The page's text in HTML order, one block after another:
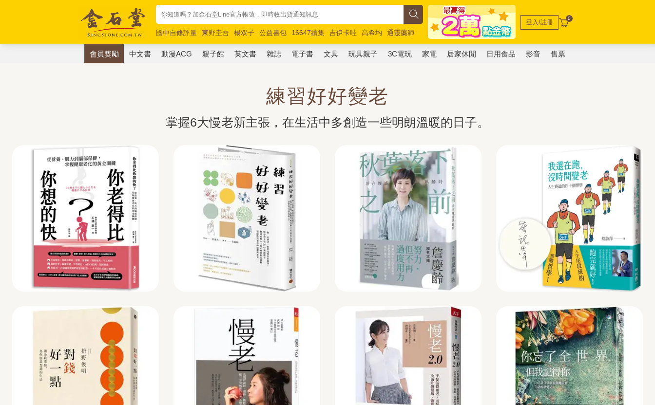
國中自修評量 東野圭吾 楊双子 公益書包 16647續集 吉伊卡哇 高希均
通靈藥師
唯紅花綻放
奧德賽 路邊攤新作 馬斯克 玩具總動員5 超慢跑
登入/註冊 0
會員獎勵 中文書 動漫ACG 親子館 英文書 雜誌 電子書 文具 玩具親子 3C電玩 家電 居家休閒 日用食品 影音 售票
練習好好變老
掌握6大慢老新主張，在生活中多創造一些明朗溫暖的日子。